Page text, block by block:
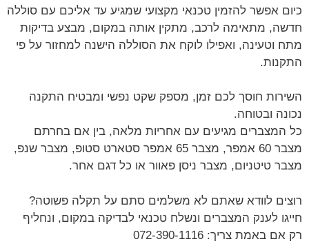
כיום אפשר להזמין טכנאי מקצועי שמגיע עד אליכם עם סוללה
חדשה, מתאימה לרכב, מתקין אותה במקום, מבצע בדיקות
מתח וטעינה, ואפילו לוקח את הסוללה הישנה למחזור על פי
התקנות.
השירות חוסך לכם זמן, מספק שקט נפשי ומבטיח התקנה
נכונה ובטוחה.
כל המצברים מגיעים עם אחריות מלאה, בין אם בחרתם
מצבר 60 אמפר, מצבר 65 אמפר סטארט סטופ, מצבר שנפ,
מצבר טיטניום, מצבר ניסן פאוור או כל דגם אחר.
רוצים לוודא שאתם לא משלמים סתם על תקלה פשוטה?
חייגו לענק המצברים ונשלח טכנאי לבדיקה במקום, ונחליף
רק אם באמת צריך: 072-390-1116